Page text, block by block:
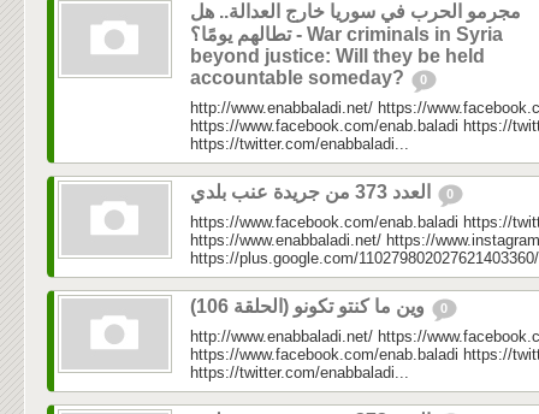
مجرمو الحرب في سوريا خارج العدالة.. هل
تطالهم يومًا؟ - War criminals in Syria
beyond justice: Will they be held
accountable someday?
0
http://www.enabbaladi.net/ https://
https://www.facebook.com/enab.baladi https://
https://twitter.com/enabbaladi...
0
https://www.facebook.com/enab.baladi https://
https://www.enabbaladi.net/ https://
https://plus.google.com/
0
http://www.enabbaladi.net/ https://
https://www.facebook.com/enab.baladi https://
https://twitter.com/enabbaladi...